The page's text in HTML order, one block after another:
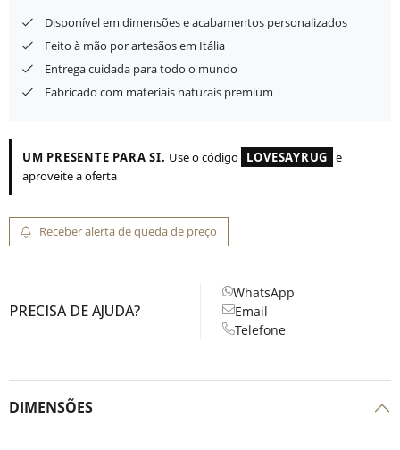
Disponível em dimensões e acabamentos personalizados
Feito à mão por artesãos em Itália
Entrega cuidada para todo o mundo
Fabricado com materiais naturais premium
UM PRESENTE PARA SI. Use o código LOVESAYRUG e
aproveite a oferta
Receber alerta de queda de preço
PRECISA DE AJUDA?
WhatsApp
Email
Telefone
DIMENSÕES